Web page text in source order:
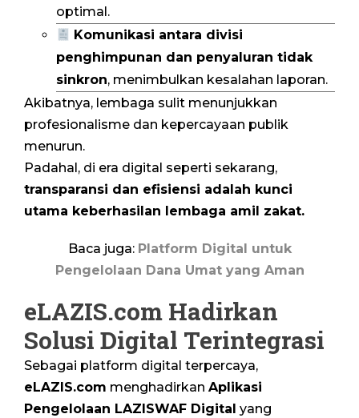
optimal.
Komunikasi antara divisi
penghimpunan dan penyaluran tidak
sinkron, menimbulkan kesalahan laporan.
Akibatnya, lembaga sulit menunjukkan
profesionalisme dan kepercayaan publik
menurun.
Padahal, di era digital seperti sekarang,
transparansi dan efisiensi adalah kunci
utama keberhasilan lembaga amil zakat.
Baca juga: Platform Digital untuk
Pengelolaan Dana Umat yang Aman
eLAZIS.com Hadirkan
Solusi Digital Terintegrasi
Sebagai platform digital terpercaya,
eLAZIS.com menghadirkan Aplikasi
Pengelolaan LAZISWAF Digital yang